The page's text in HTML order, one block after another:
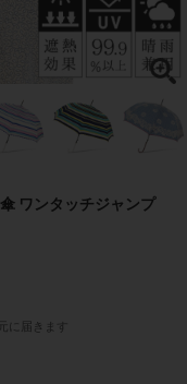
ワンタッチジャンプ